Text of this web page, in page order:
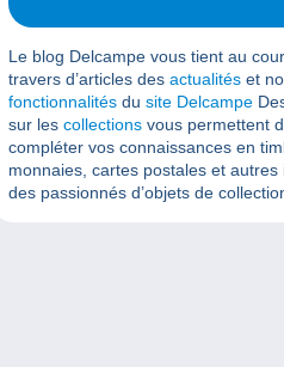
Le blog Delcampe vous tient au
travers d’articles des actualités et
fonctionnalités du site Delcampe
sur les collections vous permettent
compléter vos connaissances en
monnaies, cartes postales et autres
des passionnés d’objets de